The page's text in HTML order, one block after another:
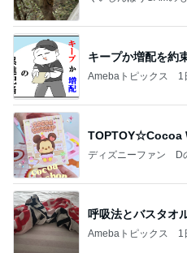
キープか増配を約
Amebaトピックス 1
TOPTOY☆Cocoa
ディズニーファン D
呼吸法とバスタオ
Amebaトピックス 1